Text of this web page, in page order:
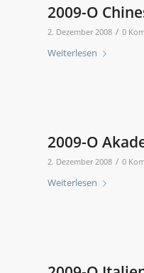
2009-O
2. Dezember 2008 / 0
Weiterlesen
2009-O
2. Dezember 2008 / 0
Weiterlesen